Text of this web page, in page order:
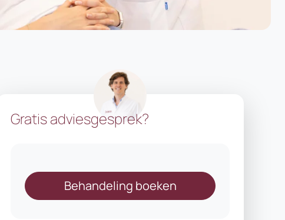
Gratis adviesgesprek?
Behandeling boeken